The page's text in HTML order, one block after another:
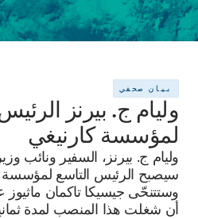
بيان صحفي
وليام ج. بيرنز
لمؤسسة كارنيغي
وليام ج. بيرنز، السفير ونائب
سيصبح الرئيس التاسع لمؤسسة
وستتنحّى جيسيكا تاكمان
أن شغلت هذا المنصب لمدة